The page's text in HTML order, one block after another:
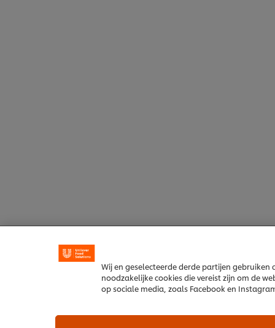
Wij en geselecteerde derde partijen
noodzakelijke cookies die vereist zijn om de
op sociale media, zoals Facebook en